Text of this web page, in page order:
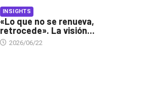
INSIGHTS
«Lo que no se renueva,
retrocede». La visión...
2026/06/22